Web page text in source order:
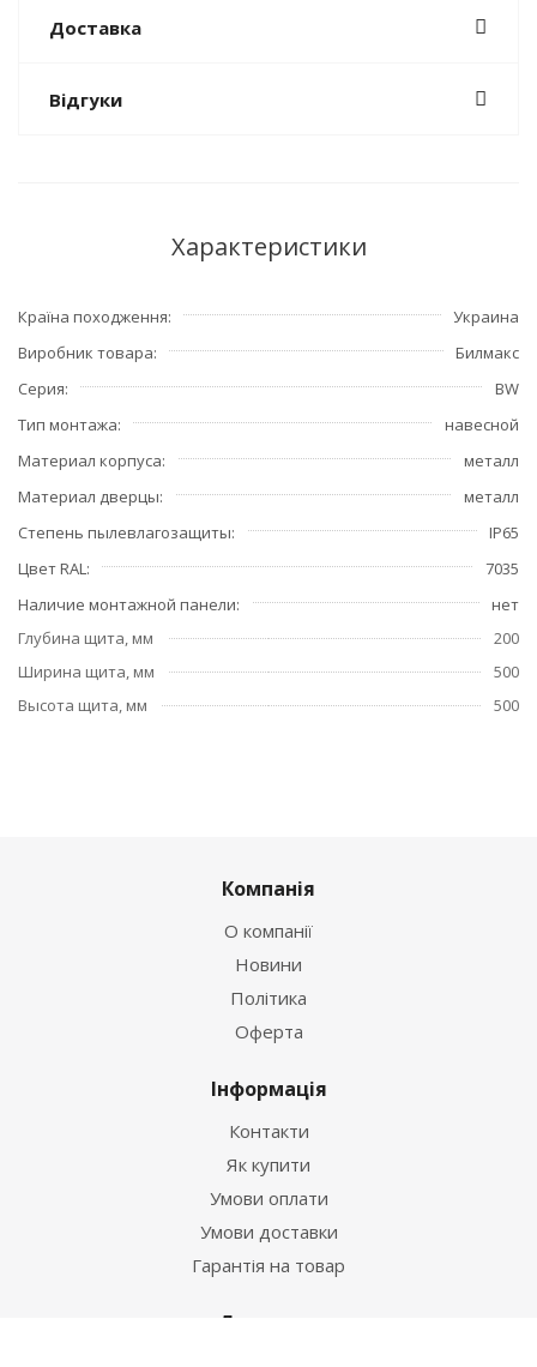
Доставка
Відгуки
Характеристики
Країна походження
Украина
Виробник товара
Билмакс
Серия
BW
Тип монтажа
навесной
Материал корпуса
металл
Материал дверцы
металл
Степень пылевлагозащиты
IP65
Цвет RAL
7035
Наличие монтажной панели
нет
Глубина щита, мм
200
Ширина щита, мм
500
Высота щита, мм
500
Компанія
О компанії
Новини
Політика
Оферта
Інформація
Контакти
Як купити
Умови оплати
Умови доставки
Гарантія на товар
Допомога